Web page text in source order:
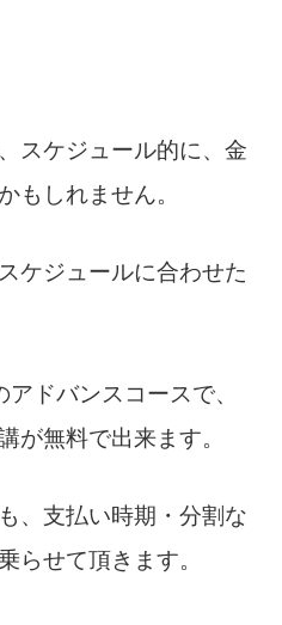
スケジュール的に、金
もしれません。
ケジュールに合わせた
ドバンスコースで、
が無料で出来ます。
、支払い時期・分割な
らせて頂きます。